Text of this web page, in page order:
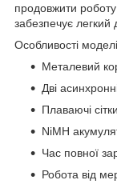
продовжити
забезпечує
Особливості
Металевий
Дві
Плаваючі сітки
NiMH
Час повної
Робота від